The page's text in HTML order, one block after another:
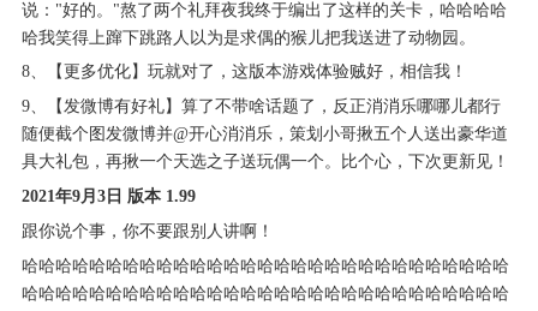
说："好的。"熬了两个礼拜夜我终于编出了这样的关卡，哈哈哈哈
哈我笑得上蹿下跳路人以为是求偶的猴儿把我送进了动物园。
8、【更多优化】玩就对了，这版本游戏体验贼好，相信我！
9、【发微博有好礼】算了不带啥话题了，反正消消乐哪哪儿都行
随便截个图发微博并@开心消消乐，策划小哥揪五个人送出豪华道
具大礼包，再揪一个天选之子送玩偶一个。比个心，下次更新见！
2021年9月3日 版本 1.99
跟你说个事，你不要跟别人讲啊！
哈哈哈哈哈哈哈哈哈哈哈哈哈哈哈哈哈哈哈哈哈哈哈哈哈哈哈哈哈
哈哈哈哈哈哈哈哈哈哈哈哈哈哈哈哈哈哈哈哈哈哈哈哈哈哈哈哈哈